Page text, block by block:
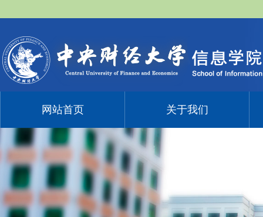
网站首页 关于我们